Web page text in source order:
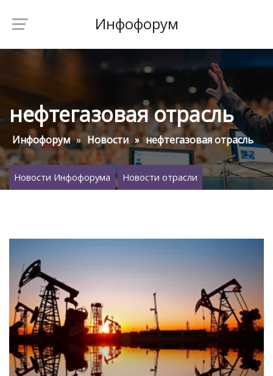
Инфофорум
нефтегазовая отрасль
Инфофорум Новости нефтегазовая отрасль
Новости Инфофорума Новости отрасли